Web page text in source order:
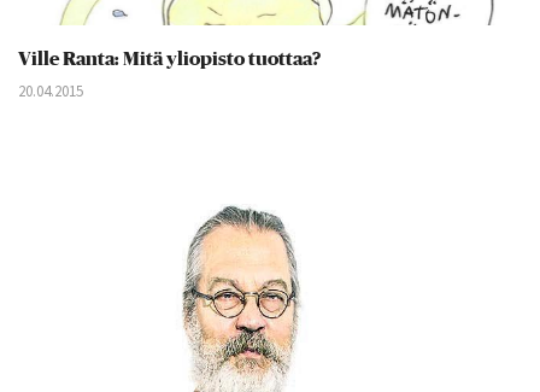
Ville Ranta: Mitä yliopisto tuottaa?
20.04.2015